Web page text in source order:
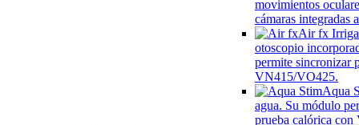
movimientos
cámaras integradas
Air fx
otoscopio
permite sincronizar
VN415/VO425.
Aqua
agua. Su módulo
prueba calórica